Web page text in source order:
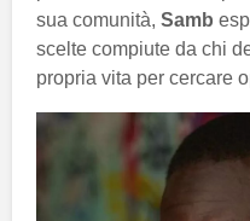
sua comunità, Samb
scelte compiute da chi
propria vita per cercare